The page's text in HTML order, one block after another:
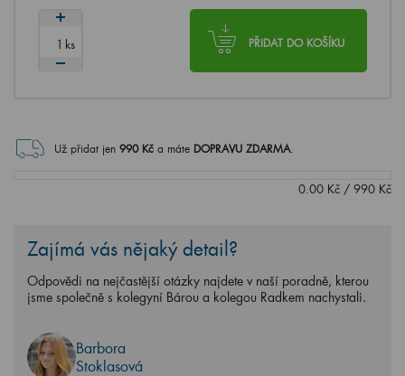
PŘIDAT DO KOŠÍKU
ks
Už přidat jen 990Kč a máte DOPRAVU ZDARMA.
0.00 Kč / 990 Kč
Zajímá vás nějaký detail?
Odpovědi na nejčastější otázky najdete v naší poradně, kterou
jsme společně s kolegyní Bárou a kolegou Radkem nachystali.
Barbora
Stoklasová